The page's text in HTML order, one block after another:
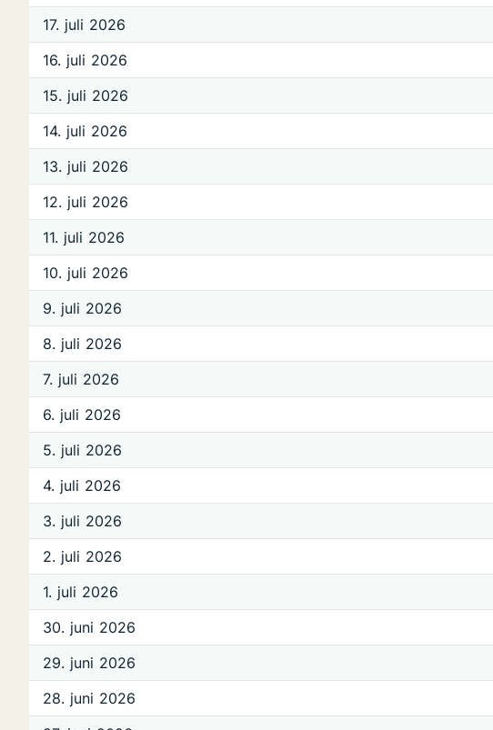
17. juli 2026
16. juli 2026
15. juli 2026
14. juli 2026
13. juli 2026
12. juli 2026
11. juli 2026
10. juli 2026
9. juli 2026
8. juli 2026
7. juli 2026
6. juli 2026
5. juli 2026
4. juli 2026
3. juli 2026
2. juli 2026
1. juli 2026
30. juni 2026
29. juni 2026
28. juni 2026